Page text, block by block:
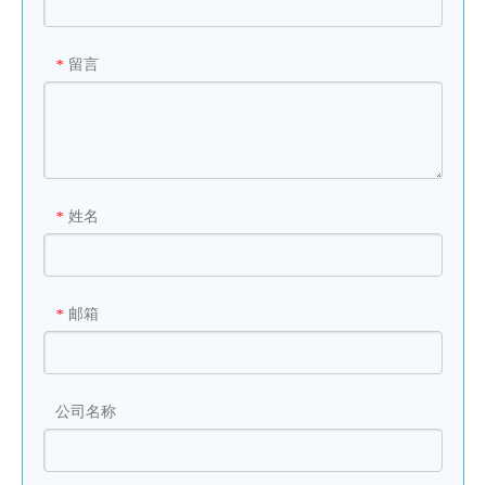
* 留言
* 姓名
* 邮箱
公司名称